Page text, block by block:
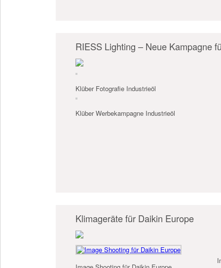
RIESS Lighting – Neue Kampagne
Klüber Fotografie Industrieöl
Klüber Werbekampagne Industrieöl
Klimageräte für Daikin Europe